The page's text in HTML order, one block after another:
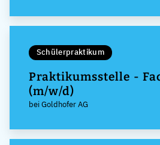
Schülerpraktikum
Praktikumsstelle -
(m/w/d)
bei Goldhofer AG